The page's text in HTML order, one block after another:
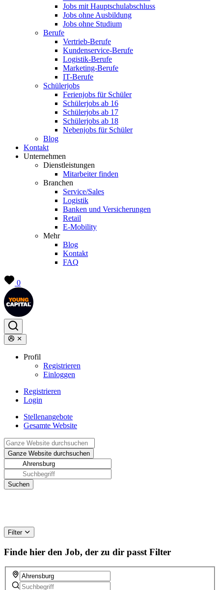
Jobs mit Hauptschulabschluss
Jobs ohne Ausbildung
Jobs ohne Studium
Berufe
Vertrieb-Berufe
Kundenservice-Berufe
Logistik-Berufe
Marketing-Berufe
IT-Berufe
Schülerjobs
Ferienjobs für Schüler
Schülerjobs ab 16
Schülerjobs ab 17
Schülerjobs ab 18
Nebenjobs für Schüler
Blog
Kontakt
Unternehmen
Dienstleistungen
Mitarbeiter finden
Branchen
Service/Sales
Logistik
Banken und Versicherungen
Retail
E-Mobility
Mehr
Blog
Kontakt
FAQ
0
Profil
Registrieren
Einloggen
Registrieren
Login
Stellenangebote
Gesamte Website
Filter
Finde hier den Job, der zu dir passt Filter